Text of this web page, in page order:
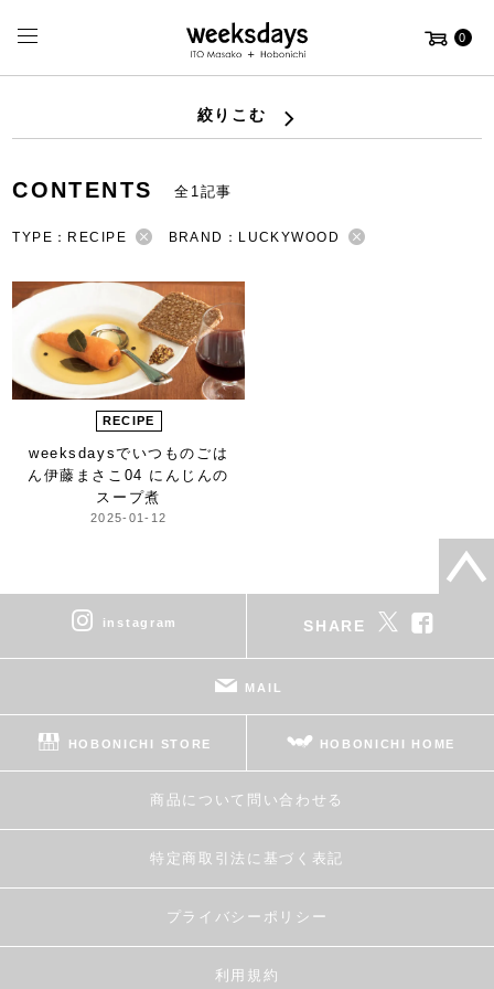
0
絞りこむ
CONTENTS 全1記事
TYPE：RECIPE BRAND：LUCKYWOOD
RECIPE
weeksdaysで いつものごは
ん 伊藤まさこ 04 にんじんの
スープ煮
2025-01-12
instagram SHARE
MAIL
HOBONICHI STORE HOBONICHI HOME
商品について問い合わせる
特定商取引法に基づく表記
プライバシーポリシー
利用規約